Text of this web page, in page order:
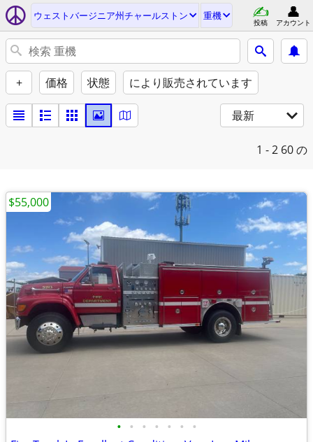
ウェストバージニア州チャールストン 重機
投稿 アカウント
+ 価格 状態 により販売されています
最新
1 - 2 60 の
• • • • • • •
$55,000